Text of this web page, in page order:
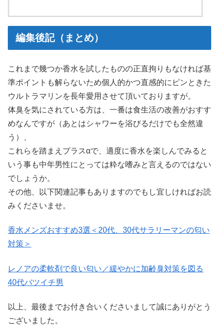
編集後記（まとめ）
これまで幾つか香水を試したものの正直拘りもなければ基
準ポイントも解らないため個人的かつ直感的にピンときた
ウルトラマリンを長年愛用させて頂いておりますが。
体臭を気にされている方は、一番は食生活の改善がおすす
めなんですが（あとはシャワーを浴びるだけでも全然違
う）、
これらを踏まえプラスαで、適度に香水を楽しんでみると
いう事も中年男性にとっては粋な嗜みと言えるのではない
でしょうか。
その他、以下関連記事もありますのでもし宜しければお読
みくださいませ。
香水メンズおすすめ3選＜20代、30代サラリーマンの匂い
対策＞
レノアの柔軟剤で良い匂い／緩やかに加齢臭対策を図る
40代バツイチ男
以上、最後までお付き合いくださいまして誠にありがとう
ございました。